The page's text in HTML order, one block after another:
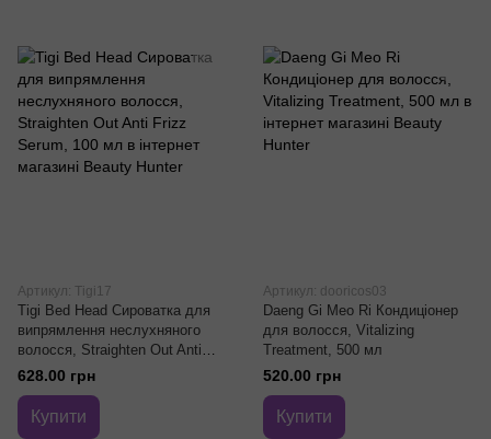
Артикул: Tigi17
Tigi Bed Head Сироватка для
випрямлення неслухняного
волосся, Straighten Out Anti
Frizz Serum, 100 мл
628.00 грн
Купити
Артикул: dooricos03
Daeng Gi Meo Ri Кондиціонер
для волосся, Vitalizing
Treatment, 500 мл
520.00 грн
Купити